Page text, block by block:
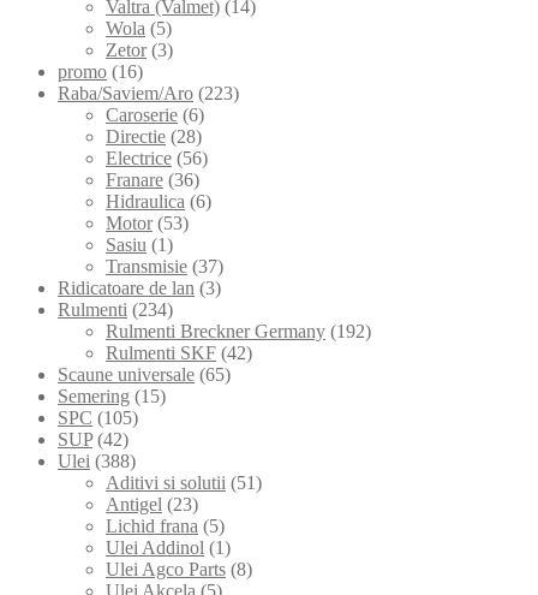
Valtra (Valmet) (14)
Wola (5)
Zetor (3)
promo (16)
Raba/Saviem/Aro (223)
Caroserie (6)
Directie (28)
Electrice (56)
Franare (36)
Hidraulica (6)
Motor (53)
Sasiu (1)
Transmisie (37)
Ridicatoare de lan (3)
Rulmenti (234)
Rulmenti Breckner Germany (192)
Rulmenti SKF (42)
Scaune universale (65)
Semering (15)
SPC (105)
SUP (42)
Ulei (388)
Aditivi si solutii (51)
Antigel (23)
Lichid frana (5)
Ulei Addinol (1)
Ulei Agco Parts (8)